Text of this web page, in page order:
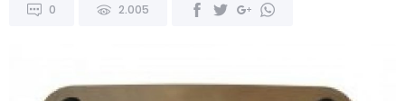
0 2.005